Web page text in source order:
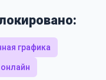
графика